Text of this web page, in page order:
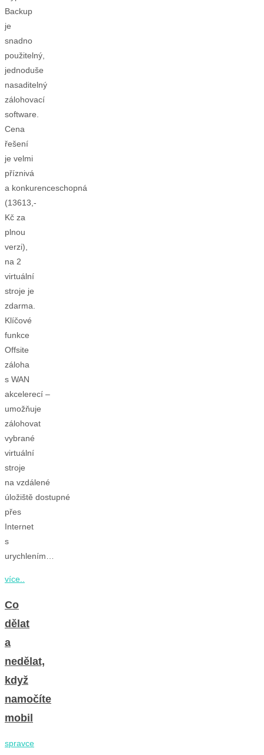
Backup
je
snadno
použitelný,
jednoduše
nasaditelný
zálohovací
software.
Cena
řešení
je velmi
příznivá
a konkurenceschopná
(13613,-
Kč za
plnou
verzi),
na 2
virtuální
stroje je
zdarma.
Klíčové
funkce
Offsite
záloha
s WAN
akcelerecí –
umožňuje
zálohovat
vybrané
virtuální
stroje
na vzdálené
úložiště dostupné
přes
Internet
s
urychlením…
více..
Co
dělat
a
nedělat,
když
namočíte
mobil
spravce